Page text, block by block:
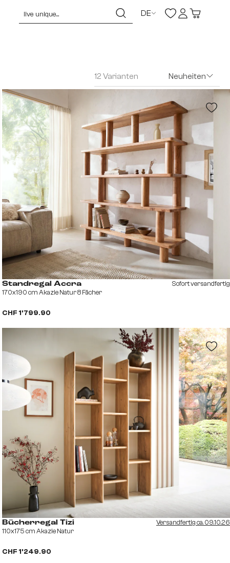
DE
12 Varianten Neuheiten
Standregal Accra
170x190 cm Akazie Natur 8 Fächer
CHF 1’799.90
Sofort versandfertig
Bücherregal Tizi
110x175 cm Akazie Natur
CHF 1’249.90
Versandfertig ca. 09.10.26